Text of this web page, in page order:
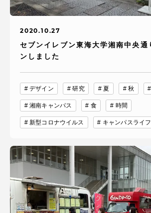
2020.10.27
セブンイレブン東海大学湘南中央通
ンしました
デザイン 研究 夏 秋
湘南キャンパス 食 時間
新型コロナウイルス キャンパスライフ